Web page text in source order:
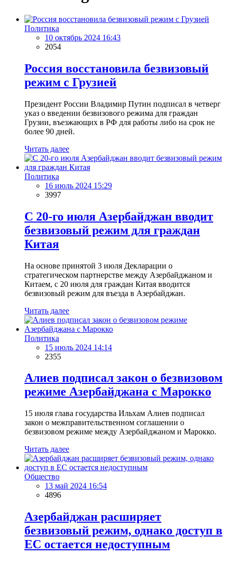
Политика
10 октябрь 2024 16:43
2054
Россия восстановила безвизовый
режим с Грузией
Президент России Владимир Путин подписал в четверг
указ о введении безвизового режима для граждан
Грузии, въезжающих в РФ для работы либо на срок не
более 90 дней.
Читать далее
Политика
16 июль 2024 15:29
3997
C 20-го июля Азербайджан вводит
безвизовый режим для граждан
Китая
На основе принятой 3 июля Декларации о
стратегическом партнерстве между Азербайджаном и
Китаем, с 20 июля для граждан Китая вводится
безвизовый режим для въезда в Азербайджан.
Читать далее
Политика
15 июль 2024 14:14
2355
Алиев подписал закон о безвизовом
режиме Азербайджана с Марокко
15 июля глава государства Ильхам Алиев подписал
закон о межправительственном соглашении о
безвизовом режиме между Азербайджаном и Марокко.
Читать далее
Общество
13 май 2024 16:54
4896
Азербайджан расширяет
безвизовый режим, однако доступ в
ЕС остается недоступным